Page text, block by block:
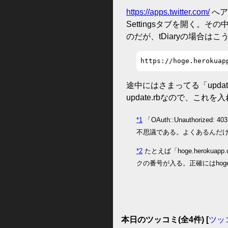
https://apps.twitter.com/へア
Settingsタブを開く。その
のだが、tDiaryの場合はこ
https://
途中にはさまってる「
update.rbなので、これを
*1 「OAuth::Unauthorized:
不思議である。よくあるんだ
*2 たとえば「
クの番号が入る。正確には
本日のツッコミ(全4件) [ツッ